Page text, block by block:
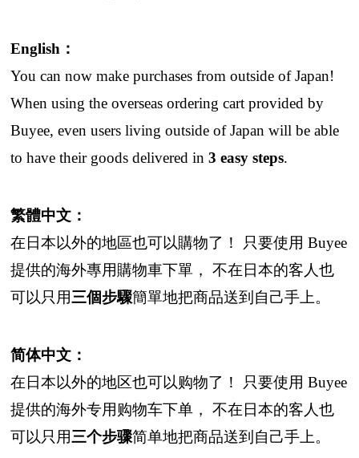
English：
You can now make purchases from outside of Japan!
When using the overseas ordering cart provided by
Buyee, even users living outside of Japan will be able
to have their goods delivered in 3 easy steps.
繁體中文：
在日本以外的地區也可以購物了！ 只要使用 Buyee
提供的海外專用購物車下單， 不在日本的客人也
可以只用三個步驟簡單地把商品送到自己手上。
简体中文：
在日本以外的地区也可以购物了！ 只要使用 Buyee
提供的海外专用购物车下单， 不在日本的客人也
可以只用三个步骤简单地把商品送到自己手上。